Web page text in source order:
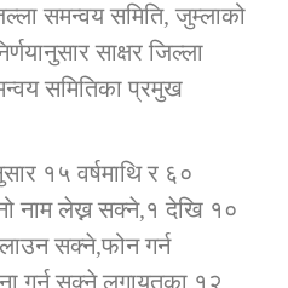
समन्वय समिति, जुम्लाको
साक्षर जिल्ला
समितिका प्रमुख
१५ वर्षमाथि र ६०
नाम लेख्न सक्ने,१ देखि १०
सक्ने,फोन गर्न
गर्न सक्ने लगायतका १२